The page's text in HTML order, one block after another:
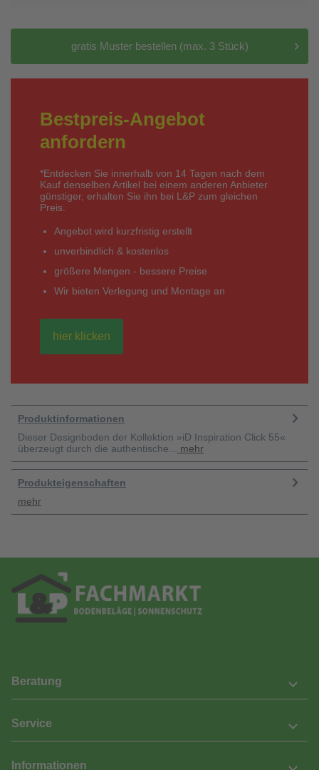
gratis Muster bestellen (max. 3 Stück)
Bestpreis-Angebot
anfordern
*Entdecken Sie innerhalb von 14 Tagen nach dem
Kauf denselben Artikel bei einem anderen Anbieter
günstiger, erhalten Sie ihn bei L&P zum gleichen
Preis.
Angebot wird kurzfristig erstellt
unverbindlich & kostenlos
größere Mengen - bessere Preise
Wir bieten Verlegung und Montage an
hier klicken
Produktinformationen
Dieser Designboden der Kollektion »iD Inspiration Click 55«
überzeugt durch die authentische...
mehr
Produkteigenschaften
mehr
Beratung
Service
Informationen